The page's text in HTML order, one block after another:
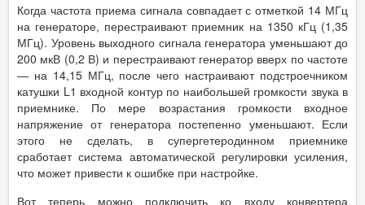
Когда частота приема сигнала совпадает с отметкой 14 МГц
на генераторе, перестраивают приемник на 1350 кГц (1,35
МГц). Уровень выходного сигнала генератора уменьшают до
200 мкВ (0,2 В) и перестраивают генератор вверх по частоте
— на 14,15 МГц, после чего настраивают подстроечником
катушки L1 входной контур по наибольшей громкости звука в
приемнике. По мере возрастания громкости входное
напряжение от генератора постепенно уменьшают. Если
этого не сделать, в супергетеродинном приемнике
сработает система автоматической регулировки усиления,
что может привести к ошибке при настройке.
Вот теперь можно подключить ко входу конвертера